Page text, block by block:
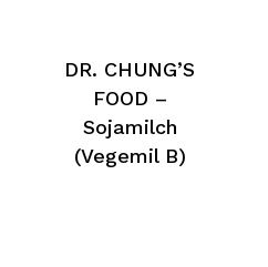
DR. CHUNG’S
FOOD –
Sojamilch
(Vegemil B)